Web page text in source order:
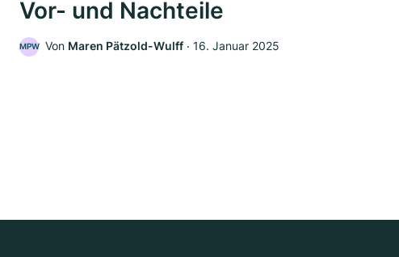
Vor- und Nachteile
MPW Von Maren Pätzold-Wulff ‧ 16. Januar 2025